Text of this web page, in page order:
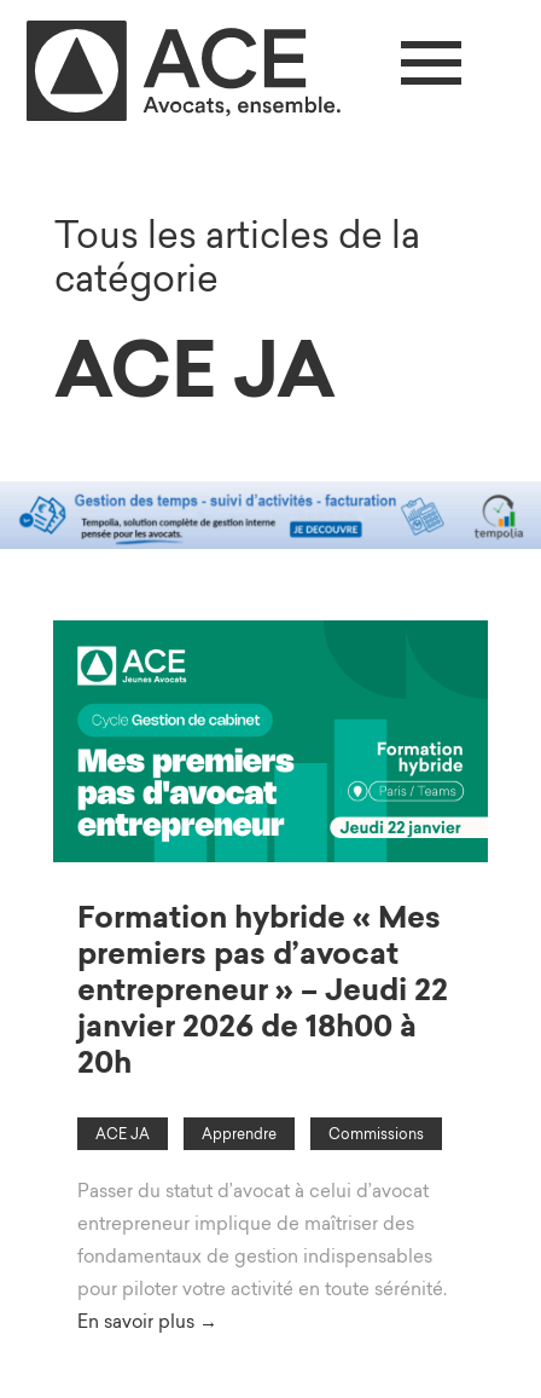
Tous les articles de la
catégorie
ACE JA
Formation hybride « Mes
premiers pas d’avocat
entrepreneur » – Jeudi 22
janvier 2026 de 18h00 à
20h
ACE JA Apprendre Commissions
Passer du statut d’avocat à celui d’avocat
entrepreneur implique de maîtriser des
fondamentaux de gestion indispensables
pour piloter votre activité en toute sérénité.
En savoir plus →